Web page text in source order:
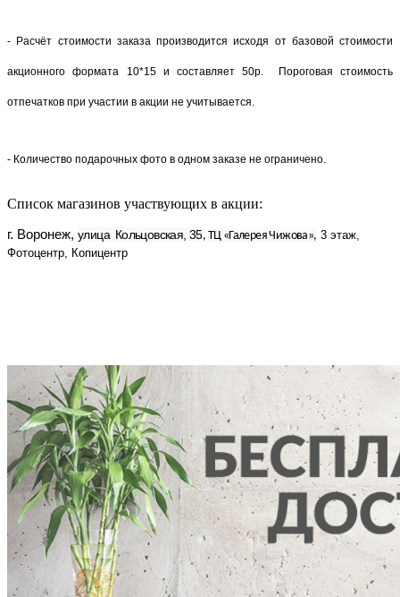
- Расчёт стоимости заказа производится исходя от базовой стоимости
акционного формата 10*15 и составляет 50р. Пороговая стоимость
отпечатков при участии в акции не учитывается.
- Количество подарочных фото в одном заказе не ограничено.
Список магазинов участвующих в акции:
г. Воронеж, улица Кольцовская, 35, ТЦ «Галерея Чижова», 3 этаж,
Фотоцентр, Копицентр